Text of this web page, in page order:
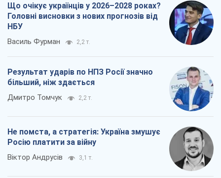
Що очікує українців у 2026–2028 роках?
Головні висновки з нових прогнозів від
НБУ
Василь Фурман 2,2 т.
Результат ударів по НПЗ Росії значно
більший, ніж здається
Дмитро Томчук 2,2 т.
Не помста, а стратегія: Україна змушує
Росію платити за війну
Віктор Андрусів 3,1 т.